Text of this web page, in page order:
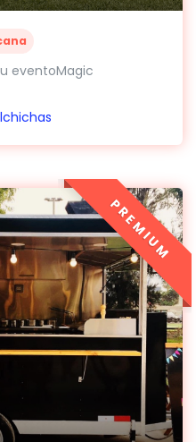
eventoMagic
PREMIUM